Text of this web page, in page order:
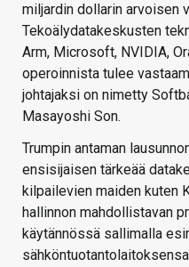
miljardin dollarin arvoisen
Tekoälydatakeskusten
Arm, Microsoft, NVIDIA,
operoinnista tulee
johtajaksi on nimetty
Masayoshi Son.
Trumpin antaman
ensisijaisen tärkeää
kilpailevien maiden kuten
hallinnon mahdollistavan
käytännössä sallimalla